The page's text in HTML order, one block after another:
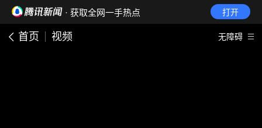
· 获取全网一手热点 打开
首页 视频 无障碍